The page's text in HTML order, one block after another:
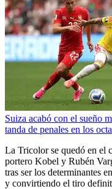
Suiza acabó con el sueño
tanda de penales en los
La Tricolor se quedó en el
portero Kobel y Rubén
tras ser los determinantes
y convirtiendo el tiro